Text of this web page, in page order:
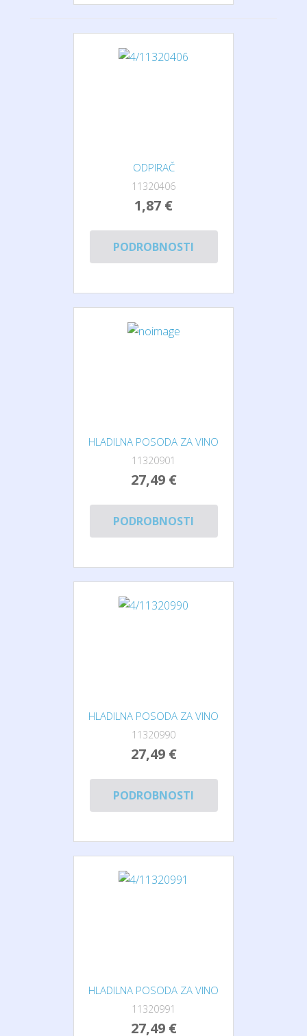
ODPIRAČ
11320406
1,87 €
PODROBNOSTI
HLADILNA POSODA ZA VINO
11320901
27,49 €
PODROBNOSTI
HLADILNA POSODA ZA VINO
11320990
27,49 €
PODROBNOSTI
HLADILNA POSODA ZA VINO
11320991
27,49 €